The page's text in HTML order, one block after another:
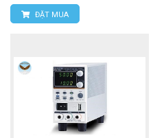
ĐẶT MUA